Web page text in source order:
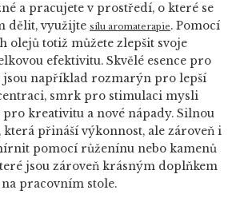
a pracujete v prostředí, o které se
dělit, využijte sílu aromaterapie. Pomocí
olejů totiž můžete zlepšit svoje
efektivitu. Skvělé esence pro
například rozmarýn pro lepší
smrk pro stimulaci mysli
kreativitu a nové nápady. Silnou
přináší výkonnost, ale zároveň i
pomocí růženínu nebo kamenů
jsou zároveň krásným doplňkem
na pracovním stole.